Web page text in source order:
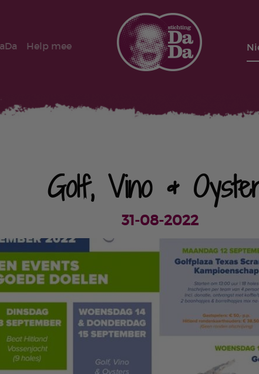
Help mee
Golf, Vino &
31-08-2022